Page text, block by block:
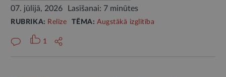
07. jūlijā, 2026
Lasīšanai: 7 minūtes
RUBRIKA: Relīze TĒMA:Augstākā izglītība
1